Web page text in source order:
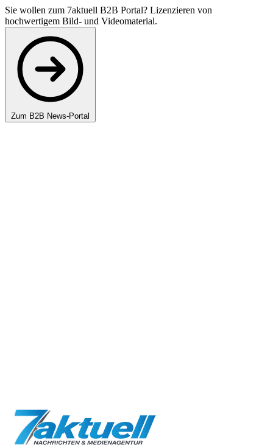
Sie wollen zum 7aktuell B2B Portal? Lizenzieren von
hochwertigem Bild- und Videomaterial.
Zum B2B News-Portal